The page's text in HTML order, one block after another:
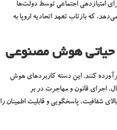
امتیازدهی اجتماعی توسط دولت‌ها
که بازتاب تعهد اتحادیه اروپا به
حیاتی هوش مصنوعی
کنند. این دسته کاربردهای هوش
اجرای قانون و مهاجرت در بر
شفافیت، پاسخگویی و قابلیت اطمینان را